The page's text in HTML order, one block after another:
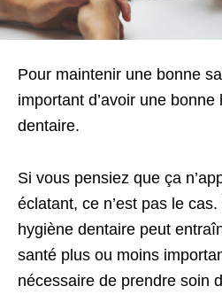
Pour maintenir une bonne
important d’avoir une
dentaire.
Si vous pensiez que ça
éclatant, ce n’est pas le
hygiène dentaire peut
santé plus ou moins
nécessaire de prendre soin